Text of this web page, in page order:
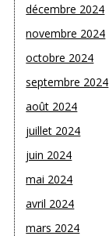
décembre 2024
novembre 2024
octobre 2024
septembre 2024
août 2024
juillet 2024
juin 2024
mai 2024
avril 2024
mars 2024